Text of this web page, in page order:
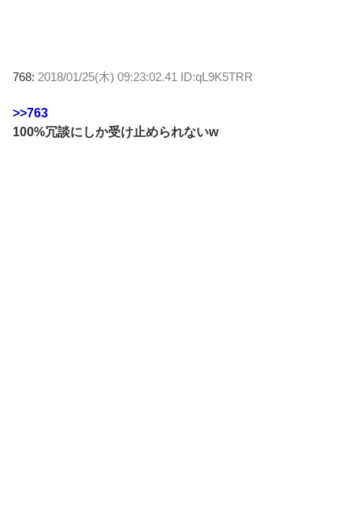
768: 2018/01/25(木) 09:23:02.41 ID:qL9K5TRR
>>763
100%冗談にしか受け止められないw